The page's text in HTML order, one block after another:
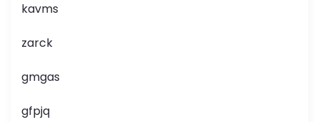
kavms
zarck
gmgas
gfpjq